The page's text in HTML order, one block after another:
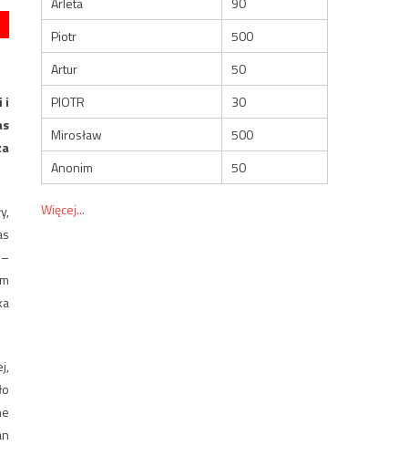
i
Piotr
500
Artur
50
PIOTR
30
Mirosław
500
Anonim
50
Więcej...